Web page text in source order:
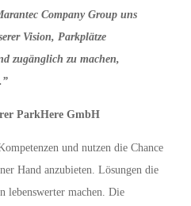
Company Group uns
Vision, Parkplätze
zugänglich zu machen,
ParkHere GmbH
und nutzen die Chance
Hand anzubieten. Lösungen die
lebenswerter machen. Die